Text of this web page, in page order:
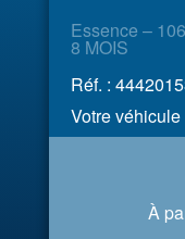
Essence –
8 MOIS
Réf. :
Votre
À